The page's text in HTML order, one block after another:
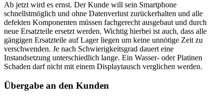
Ab jetzt wird es ernst. Der Kunde will sein Smartphone
schnellstmöglich und ohne Datenverlust zurückerhalten und alle
defekten Komponenten müssen fachgerecht ausgebaut und durch
neue Ersatzteile ersetzt werden. Wichtig hierbei ist auch, dass alle
gängigen Ersatzteile auf Lager liegen um keine unnötige Zeit zu
verschwenden. Je nach Schwierigkeitsgrad dauert eine
Instandsetzung unterschiedlich lange. Ein Wasser- oder Platinen
Schaden darf nicht mit einem Displaytausch verglichen werden.
Übergabe an den Kunden